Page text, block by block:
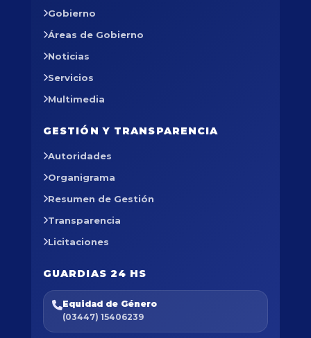
Gobierno
Áreas de Gobierno
Noticias
Servicios
Multimedia
GESTIÓN Y TRANSPARENCIA
Autoridades
Organigrama
Resumen de Gestión
Transparencia
Licitaciones
GUARDIAS 24 HS
Equidad de Género
(03447) 15406239